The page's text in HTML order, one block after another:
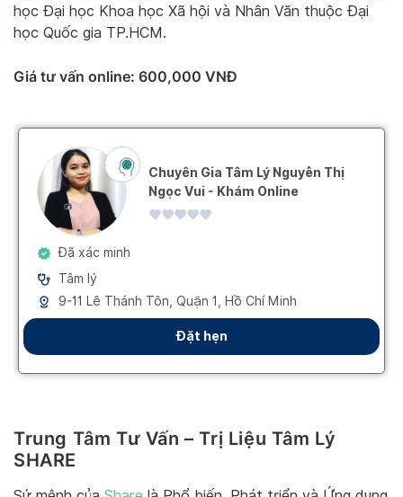
học Đại học Khoa học Xã hội và Nhân Văn thuộc Đại
học Quốc gia TP.HCM.
Giá tư vấn online: 600,000 VNĐ
Trung Tâm Tư Vấn – Trị Liệu Tâm Lý
SHARE